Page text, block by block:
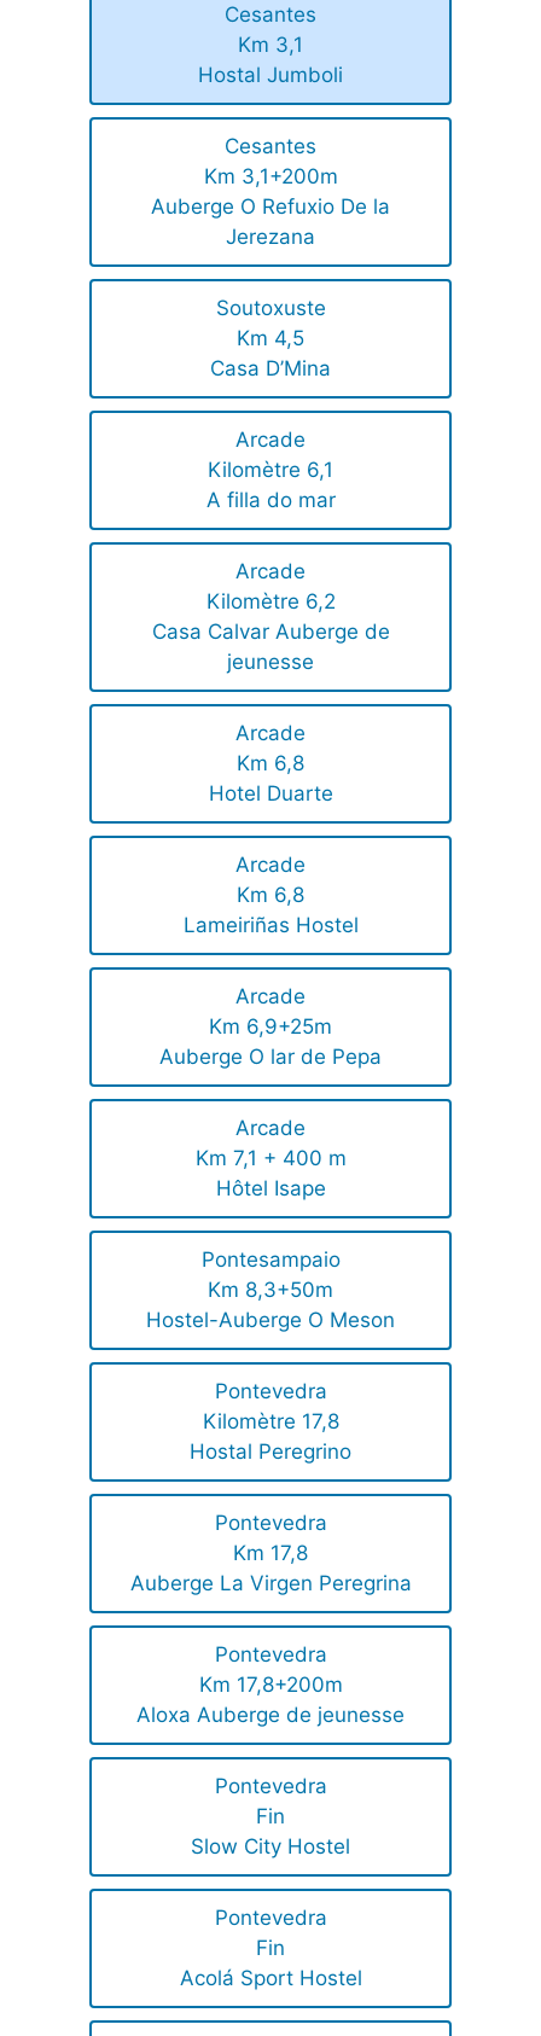
Cesantes
Km 3,1
Hostal Jumboli
Cesantes
Km 3,1+200m
Auberge O Refuxio De la
Jerezana
Soutoxuste
Km 4,5
Casa D’Mina
Arcade
Kilomètre 6,1
A filla do mar
Arcade
Kilomètre 6,2
Casa Calvar Auberge de
jeunesse
Arcade
Km 6,8
Hotel Duarte
Arcade
Km 6,8
Lameiriñas Hostel
Arcade
Km 6,9+25m
Auberge O lar de Pepa
Arcade
Km 7,1 + 400 m
Hôtel Isape
Pontesampaio
Km 8,3+50m
Hostel-Auberge O Meson
Pontevedra
Kilomètre 17,8
Hostal Peregrino
Pontevedra
Km 17,8
Auberge La Virgen Peregrina
Pontevedra
Km 17,8+200m
Aloxa Auberge de jeunesse
Pontevedra
Fin
Slow City Hostel
Pontevedra
Fin
Acolá Sport Hostel